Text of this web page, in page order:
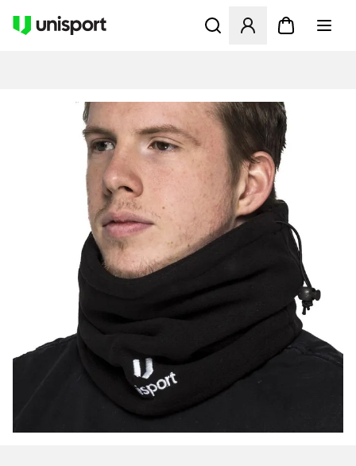
Åbner en Modal til at